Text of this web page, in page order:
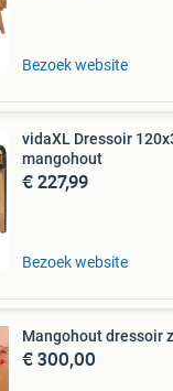
Bezoek website
vidaXL Dressoir
mangohout
€ 227,99
Bezoek website
Mangohout dressoir
€ 300,00